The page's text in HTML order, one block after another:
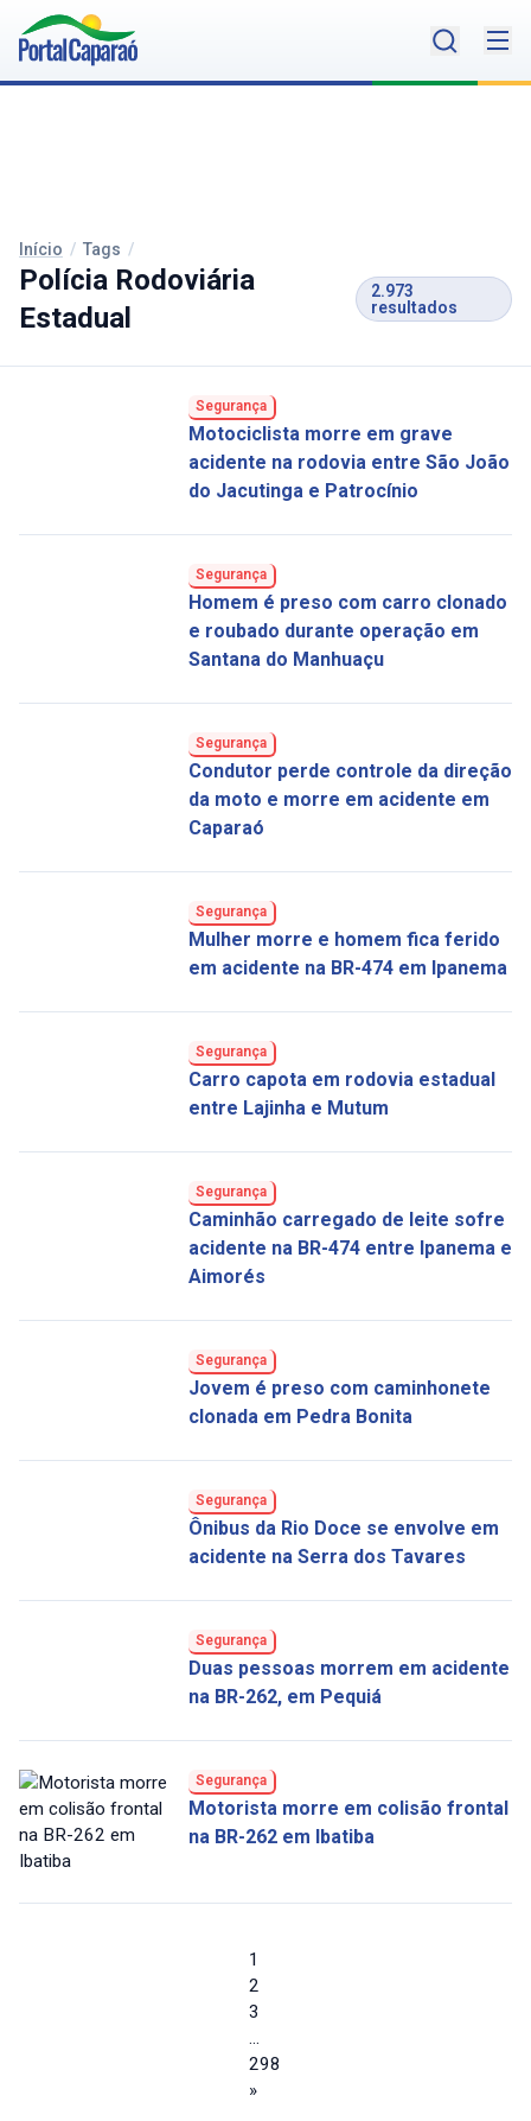
Início / Tags /
Polícia Rodoviária
Estadual
2.973
resultados
Segurança
Motociclista morre em grave
acidente na rodovia entre São João
do Jacutinga e Patrocínio
Segurança
Homem é preso com carro clonado
e roubado durante operação em
Santana do Manhuaçu
Segurança
Condutor perde controle da direção
da moto e morre em acidente em
Caparaó
Segurança
Mulher morre e homem fica ferido
em acidente na BR-474 em Ipanema
Segurança
Carro capota em rodovia estadual
entre Lajinha e Mutum
Segurança
Caminhão carregado de leite sofre
acidente na BR-474 entre Ipanema e
Aimorés
Segurança
Jovem é preso com caminhonete
clonada em Pedra Bonita
Segurança
Ônibus da Rio Doce se envolve em
acidente na Serra dos Tavares
Segurança
Duas pessoas morrem em acidente
na BR-262, em Pequiá
Segurança
Motorista morre em colisão frontal
na BR-262 em Ibatiba
1
2
3
…
298
»